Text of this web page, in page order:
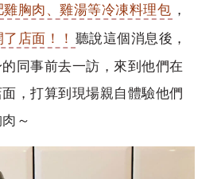
胸肉、雞湯等冷凍料理包 ，
店面！！ 聽說這個消息後，
同事前去一訪，來到他們在
，打算到現場親自體驗他們
～